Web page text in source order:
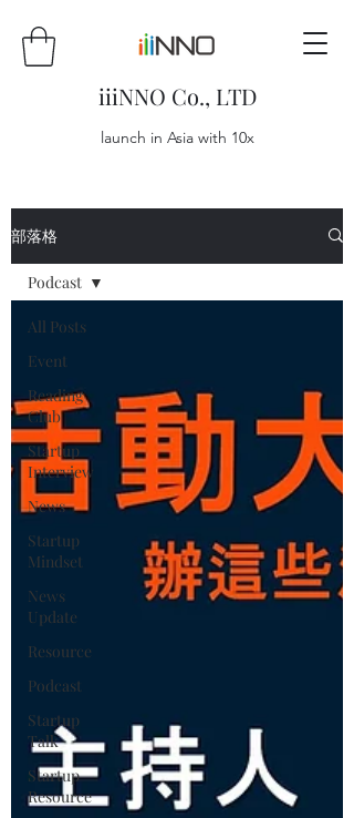
iiiNNO Co., LTD
launch in Asia with 10x
部落格
All Posts
Event
Reading
Club
Startup
Interview
News
Startup
Mindset
News
Update
Resource
Podcast
Startup
Talk
Startup
Resource
Podcast